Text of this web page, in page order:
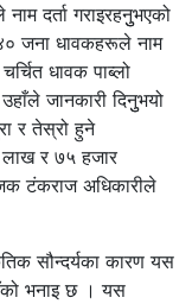
दर्ता गराइरहनुुभएको
जना धावकहरूले नाम
धावक पाब्लो
जानकारी दिनुुभयो
र तेस्रो हुने
र ७५ हजार
टंकराज अधिकारीले
सौन्दर्यका कारण यस
भनाइ छ । यस